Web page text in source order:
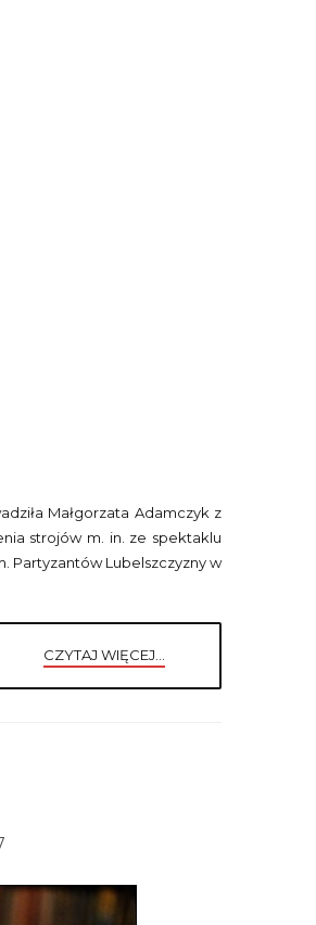
Małgorzata Adamczyk z
strojów m. in. ze spektaklu
Partyzantów Lubelszczyzny w
CZYTAJ WIĘCEJ...